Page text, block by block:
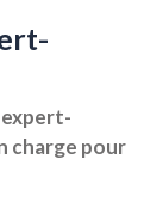
expert-
charge pour